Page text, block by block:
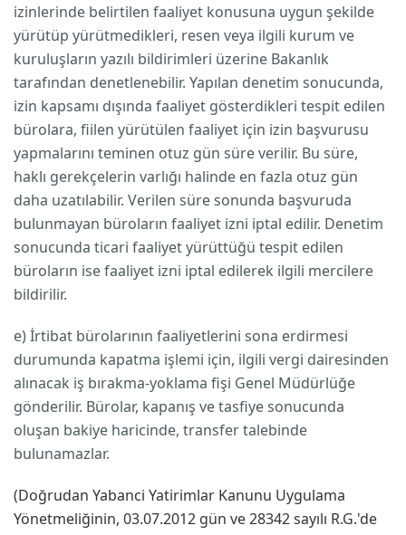
izinlerinde belirtilen faaliyet konusuna uygun şekilde
yürütüp yürütmedikleri, resen veya ilgili kurum ve
kuruluşların yazılı bildirimleri üzerine Bakanlık
tarafından denetlenebilir. Yapılan denetim sonucunda,
izin kapsamı dışında faaliyet gösterdikleri tespit edilen
bürolara, fiilen yürütülen faaliyet için izin başvurusu
yapmalarını teminen otuz gün süre verilir. Bu süre,
haklı gerekçelerin varlığı halinde en fazla otuz gün
daha uzatılabilir. Verilen süre sonunda başvuruda
bulunmayan büroların faaliyet izni iptal edilir. Denetim
sonucunda ticari faaliyet yürüttüğü tespit edilen
büroların ise faaliyet izni iptal edilerek ilgili mercilere
bildirilir.
e) İrtibat bürolarının faaliyetlerini sona erdirmesi
durumunda kapatma işlemi için, ilgili vergi dairesinden
alınacak iş bırakma-yoklama fişi Genel Müdürlüğe
gönderilir. Bürolar, kapanış ve tasfiye sonucunda
oluşan bakiye haricinde, transfer talebinde
bulunamazlar.
(Doğrudan Yabanci Yatirimlar Kanunu Uygulama
Yönetmeliğinin, 03.07.2012 gün ve 28342 sayılı R.G.'de